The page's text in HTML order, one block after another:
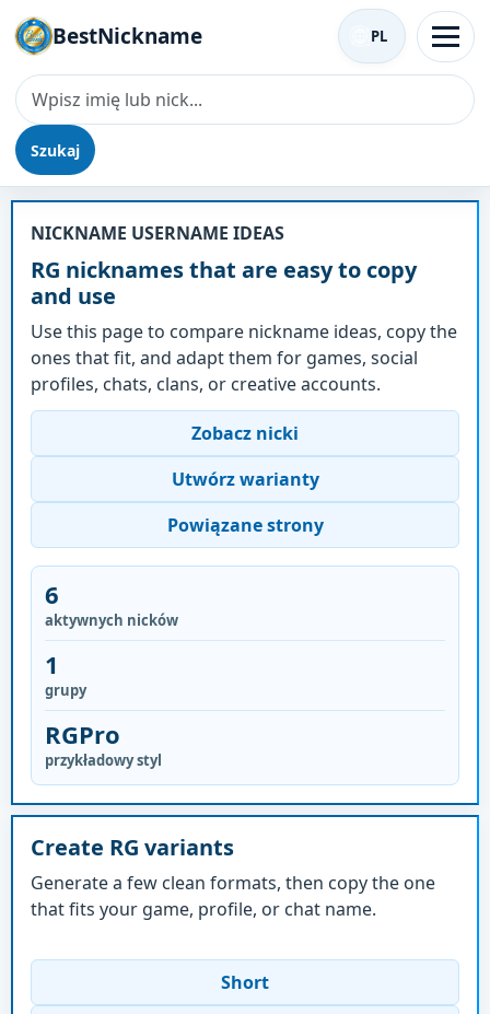
BestNickname
Szukaj
PL
Nick - RG
NICKNAME USERNAME IDEAS
RG nicknames that are easy to copy
and use
Use this page to compare nickname ideas, copy the
ones that fit, and adapt them for games, social
profiles, chats, clans, or creative accounts.
Zobacz nicki
Utwórz warianty
Powiązane strony
6
aktywnych nicków
1
grupy
RGPro
przykładowy styl
Create RG variants
Generate a few clean formats, then copy the one
that fits your game, profile, or chat name.
Short